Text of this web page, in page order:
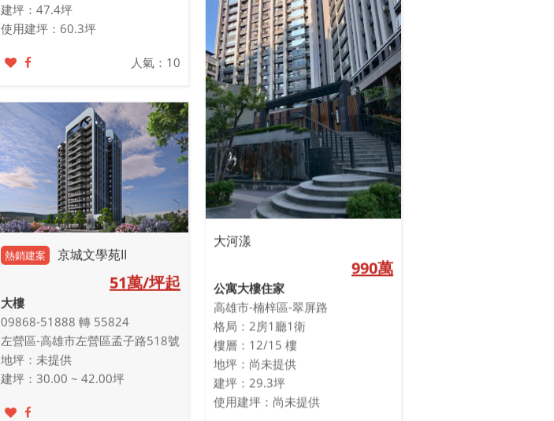
建坪：47.4坪
使用建坪：60.3坪
人氣：10
大河漾
990萬
公寓大樓住家
高雄市-楠梓區-翠屏路
格局：2房1廳1衛
樓層：12/15 樓
地坪：尚未提供
建坪：29.3坪
使用建坪：尚未提供
熱銷建案 京城文學苑II
51萬/坪起
大樓
09868-51888 轉 55824
左營區-高雄市左營區孟子路518號
地坪：未提供
建坪：30.00 ~ 42.00坪